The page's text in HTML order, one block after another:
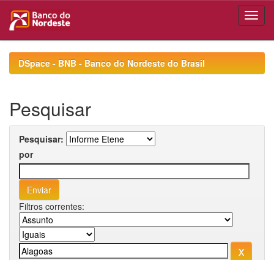
navigationDSpace - BNB - Banco do Nordeste do Brasil
Pesquisar
Pesquisar:
por
Filtros correntes: